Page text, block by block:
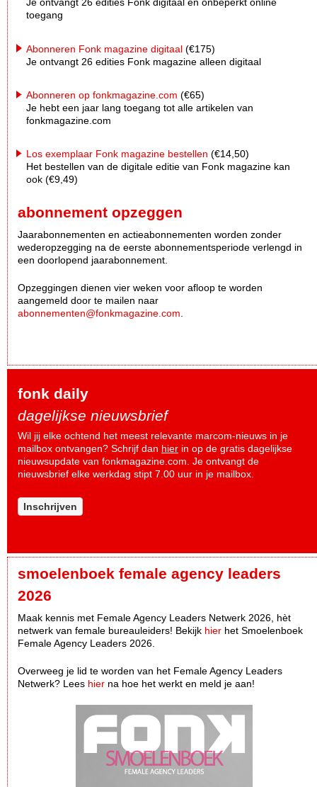
Je ontvangt 26 edities Fonk digitaal én onbeperkt online
toegang
Abonneren Fonk magazine digitaal (€175)
Je ontvangt 26 edities Fonk magazine alleen digitaal
Abonneren op fonkmagazine.com (€65)
Je hebt een jaar lang toegang tot alle artikelen van
fonkmagazine.com
Los exemplaar Fonk magazine bestellen (€14,50)
Het bestellen van de digitale editie van Fonk magazine kan
ook (€9,49)
abonnement opzeggen
Jaarabonnementen en actieabonnementen worden zonder
wederopzegging na de eerste abonnementsperiode verlengd in
een doorlopend jaarabonnement.
Opzeggingen dienen vier weken voor afloop te worden
aangemeld door te mailen naar
abonnementen@fonkmagazine.com
fonk daily
dagelijkse nieuwsbrief
Wil jij elke ochtend het meest relevante marcom-nieuws in je
mailbox ontvangen? Schrijf dan hier in op de gratis dagelijkse
nieuwsupdate van fonkmagazine.com. Je ontvangt de
nieuwsbrief elke werkdag stipt 7.00 uur in je mailbox.
Inschrijven
smoelenboek female agency leaders
2026
Maak kennis met Female Agency Leaders Netwerk 2026, hèt
netwerk van female bureauleiders! Bekijk hier het Smoelenboek
Female Agency Leaders 2026.
Overweeg je lid te worden van het Female Agency Leaders
Netwerk? Lees hier na hoe het werkt en meld je aan!